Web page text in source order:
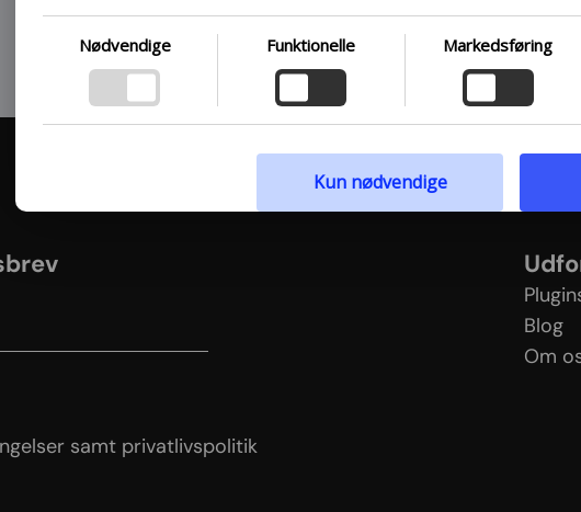
samt privatlivspolitik
Blog
Om
samt vores indsamling og behandling af personoplysninger,
mere ved at følge det medfølgende link. Vi prioriterer gennemsigtighed
respekterer dit behov for at være velinformeret.
Googles privatlivspolitik
Nødvendige Funktionelle Markedsføring
Kun nødvendige